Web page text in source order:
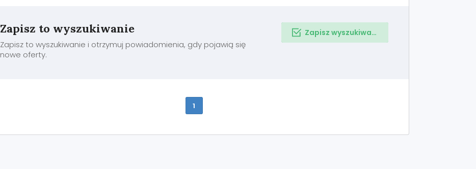
Zapisz to wyszukiwanie
Zapisz to wyszukiwanie i otrzymuj powiadomienia, gdy pojawią się
nowe oferty.
Zapisz wyszukiwanie
1